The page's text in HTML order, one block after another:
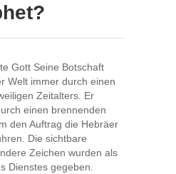
Gott Seine Botschaft
Welt immer durch einen
Zeitalters. Er
einen brennenden
den Auftrag die Hebräer
Die sichtbare
Zeichen wurden als
Dienstes gegeben.